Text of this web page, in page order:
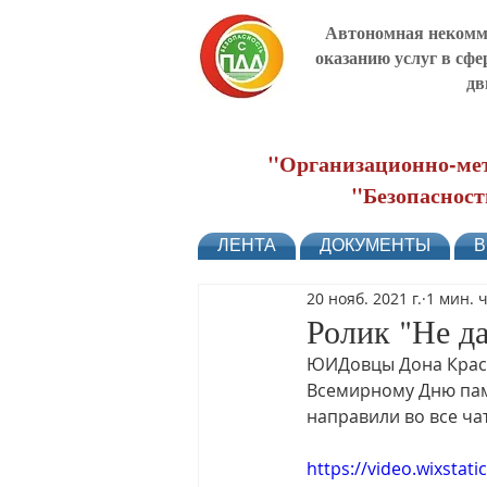
Автономная
оказанию услуг в
"Организационно-
ЛЕНТА ДОКУМЕНТЫ
Ролик "Не
20 нояб. 2021 г. 1 мин.
ЮИДовцы Дона
Всемирному Дню
направили во все
https://